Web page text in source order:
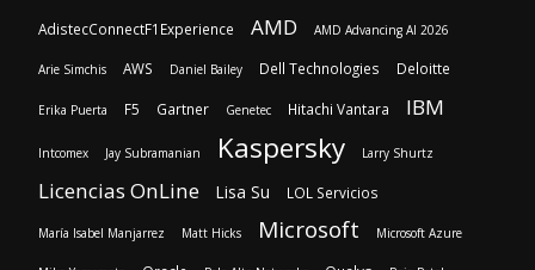
AdistecConnectF1Experience AMD AMD Advancing AI 2026
Arie Simchis AWS Daniel Bailey Dell Technologies Deloitte
Erika Puerta F5 Gartner Genetec Hitachi Vantara IBM
Intcomex Jay Subramanian Kaspersky Larry Shurtz
Licencias OnLine Lisa Su LOL Servicios
María Isabel Manjarrez Matt Hicks Microsoft Microsoft Azure